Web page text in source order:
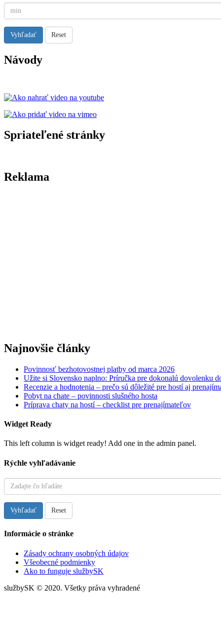
Vyhľadať Reset
Návody
Spriateľené stránky
Reklama
Najnovšie články
Povinnosť bezhotovostnej platby od marca 2026
Užite si Slovensko naplno: Príručka pre dokonalú dovolenku
Recenzie a hodnotenia – prečo sú dôležité pre hostí aj
Pobyt na chate – povinnosti slušného hosta
Príprava chaty na hostí – checklist pre prenajímateľov
Widget Ready
This left column is widget ready! Add one in the admin panel.
Rýchle vyhľadávanie
Vyhľadať Reset
Informácie o stránke
Zásady ochrany osobných údajov
Všeobecné podmienky
Ako to funguje službySK
službySK © 2020. Všetky práva vyhradené